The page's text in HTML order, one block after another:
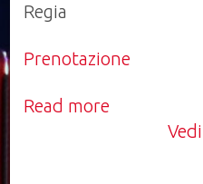
Regia
Prenotazione
Read more